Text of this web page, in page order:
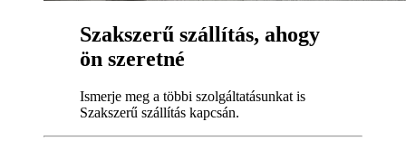
Szakszerű szállítás, ahogy
ön szeretné
Ismerje meg a többi szolgáltatásunkat is
Szakszerű szállítás kapcsán.